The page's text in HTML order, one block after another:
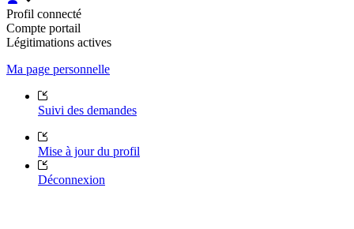
Profil connecté
Compte portail
Légitimations actives
Ma page personnelle
Suivi des demandes
Mise à jour du profil
Déconnexion